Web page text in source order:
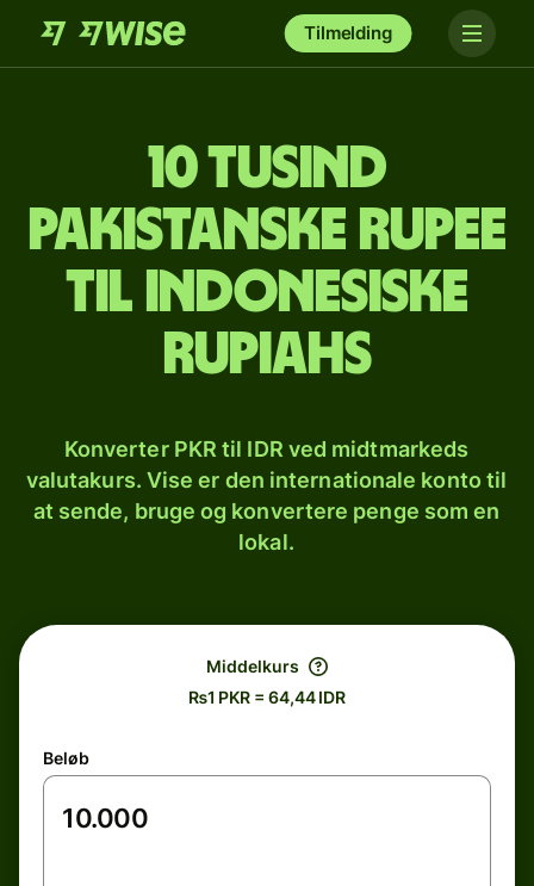
Tilmelding
10 tusind
pakistanske rupee
til indonesiske
rupiahs
Konverter PKR til IDR ved midtmarkeds
valutakurs. Vise er den internationale konto til
at sende, bruge og konvertere penge som en
lokal.
Middelkurs
₨1 PKR = 64,44 IDR
Beløb